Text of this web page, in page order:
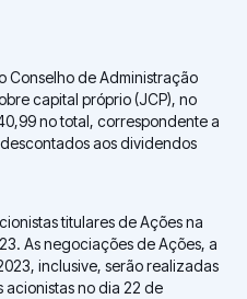
Conselho de Administração
capital próprio (JCP), no
no total, correspondente a
aos dividendos
titulares de Ações na
As negociações de Ações, a
inclusive, serão realizadas
acionistas no dia 22 de